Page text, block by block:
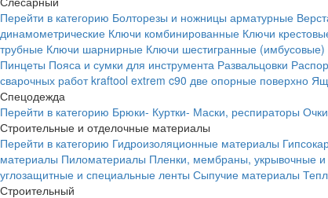
Перейти в категорию Болторезы и ножницы арматурные
динамометрические Ключи комбинированные Ключи
трубные Ключи шарнирные Ключи шестигранные (имбусовые)
Пинцеты Пояса и сумки для инструмента Развальцовки
сварочных работ kraftool extrem c90 две опорные поверхно
Спецодежда
Перейти в категорию Брюки- Куртки- Маски, респираторы Очки
Строительные и отделочные материалы
Перейти в категорию Гидроизоляционные материалы
материалы Пиломатериалы Пленки, мембраны, укрывочные
углозащитные и специальные ленты Сыпучие материалы
Строительный